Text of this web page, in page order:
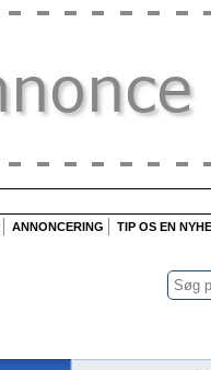
ANNONCERING TIP OS EN